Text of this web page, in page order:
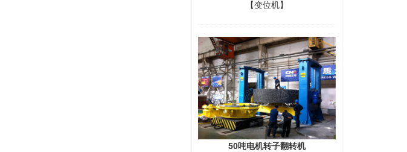
【变位机】
50吨电机转子翻转机